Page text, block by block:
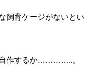
飼育ケージがないとい
自作するか…………..。